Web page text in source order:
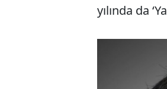
yılında da